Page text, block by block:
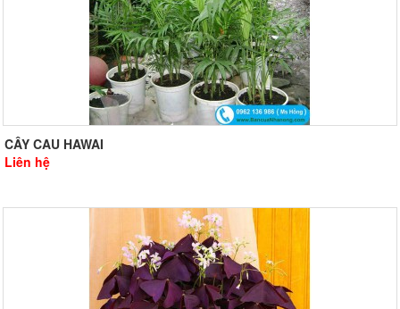
CÂY CAU HAWAI
Liên hệ